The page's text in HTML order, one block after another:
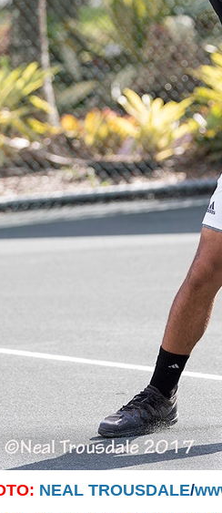
NEAL TROUSDALE/